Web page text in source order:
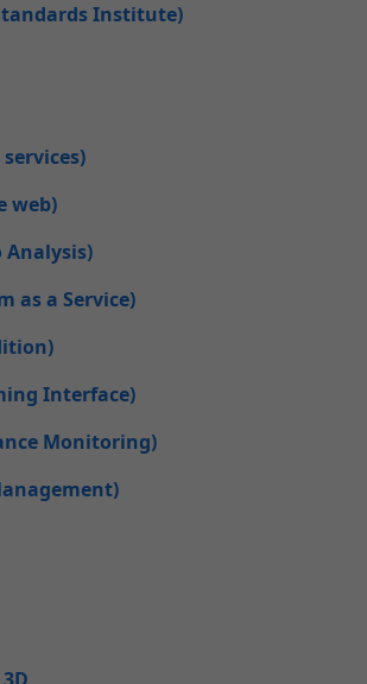
Institute)
web)
Analysis)
as a Service)
Interface)
Monitoring)